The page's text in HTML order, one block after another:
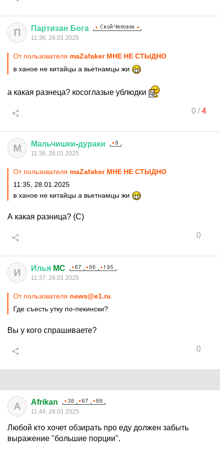
П Партизан Бога
11:36, 28.01.2025
От пользователя maZafaker МНЕ НЕ СТЫДНО
в ханое не китайцы а вьетнамцы жи
а какая разнеца? косоглазые ублюдки
0/4
М Мальчишки-дураки
11:36, 28.01.2025
От пользователя maZafaker МНЕ НЕ СТЫДНО
11:35, 28.01.2025
в ханое не китайцы а вьетнамцы жи
А какая разница? (С)
0
И Илья MC
11:37, 28.01.2025
От пользователя news@e1.ru
Где съесть утку по-пекински?
Вы у кого спрашиваете?
0
A Afrikan
11:44, 28.01.2025
Любой кто хочет обзирать про еду должен забыть
выражение "большие порции".